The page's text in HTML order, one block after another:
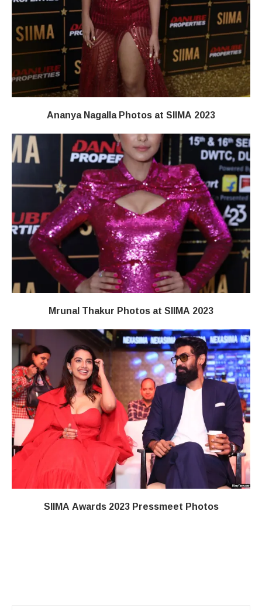
Ananya Nagalla Photos at SIIMA 2023
Mrunal Thakur Photos at SIIMA 2023
SIIMA Awards 2023 Pressmeet Photos